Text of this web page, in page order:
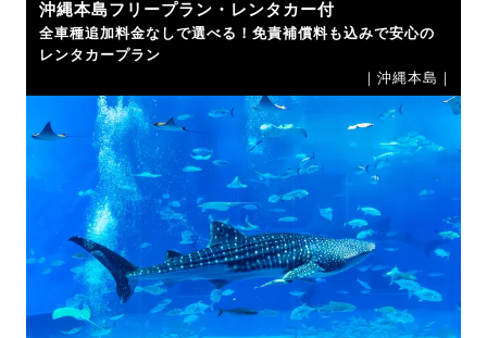
沖縄本島フリープラン・レンタカー付
全車種追加料金なしで選べる！免責補償料も込みで安心の
レンタカープラン
｜沖縄本島｜